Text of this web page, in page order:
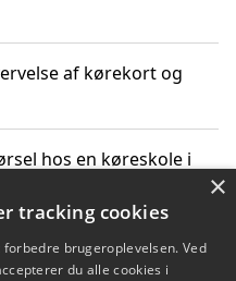
af kørekort og
hos en køreskole i
×
tracking cookies
brugeroplevelsen. Ved
du alle cookies i